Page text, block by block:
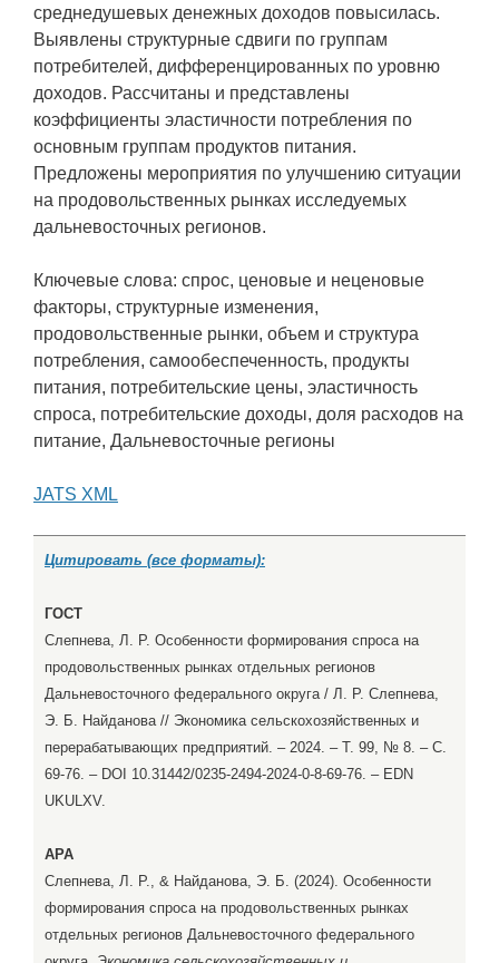
среднедушевых денежных доходов повысилась.
Выявлены структурные сдвиги по группам
потребителей, дифференцированных по уровню
доходов. Рассчитаны и представлены
коэффициенты эластичности потребления по
основным группам продуктов питания.
Предложены мероприятия по улучшению ситуации
на продовольственных рынках исследуемых
дальневосточных регионов.
Ключевые слова: спрос, ценовые и неценовые
факторы, структурные изменения,
продовольственные рынки, объем и структура
потребления, самообеспеченность, продукты
питания, потребительские цены, эластичность
спроса, потребительские доходы, доля расходов на
питание, Дальневосточные регионы
JATS XML
Цитировать (все форматы):
ГОСТ
Слепнева, Л. Р. Особенности формирования спроса на
продовольственных рынках отдельных регионов
Дальневосточного федерального округа / Л. Р. Слепнева,
Э. Б. Найданова // Экономика сельскохозяйственных и
перерабатывающих предприятий. – 2024. – Т. 99, № 8. – С.
69-76. – DOI 10.31442/0235-2494-2024-0-8-69-76. – EDN
UKULXV.
APA
Слепнева, Л. Р., & Найданова, Э. Б. (2024). Особенности
формирования спроса на продовольственных рынках
отдельных регионов Дальневосточного федерального